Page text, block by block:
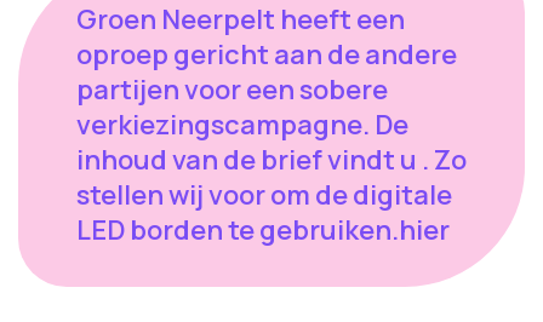
Groen Neerpelt heeft een
oproep gericht aan de andere
partijen voor een sobere
verkiezingscampagne. De
inhoud van de brief vindt u . Zo
stellen wij voor om de digitale
LED borden te gebruiken.hier